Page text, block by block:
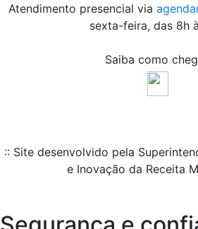
Atendimento presencial via
sexta-feira, das 8h
Saiba como
:: Site desenvolvido pela
e Inovação da Receita